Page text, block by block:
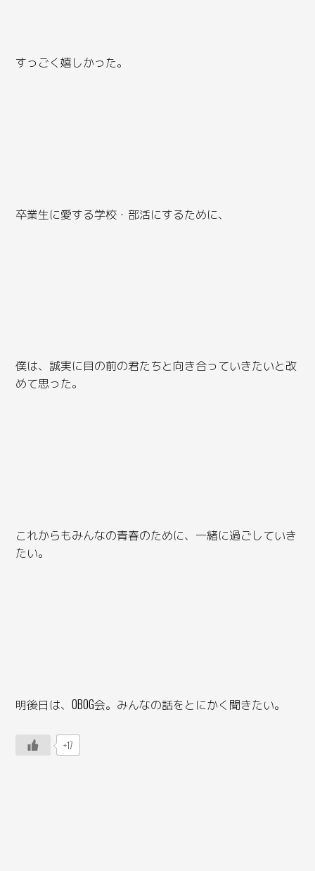
すっごく嬉しかった。
卒業生に愛する学校・部活にするために、
僕は、誠実に目の前の君たちと向き合っていきたいと改
めて思った。
これからもみんなの青春のために、一緒に過ごしていき
たい。
明後日は、OBOG会。みんなの話をとにかく聞きたい。
+17